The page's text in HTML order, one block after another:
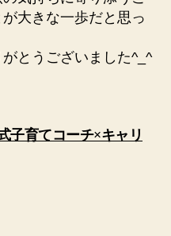
大きな一歩だと思っ
とうございました^_^
子育てコーチ×キャリ